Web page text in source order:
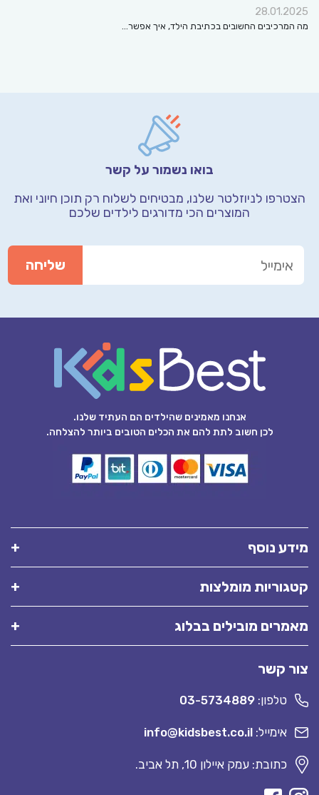
28.01.2025
מה המרכיבים החשובים בכתיבת הילד, איך אפשר…
בואו נשמור על קשר
הצטרפו לניוזלטר שלנו, מבטיחים לשלוח רק תוכן חיוני ואת
המוצרים הכי מדורגים לילדים שלכם
אנחנו מאמינים שהילדים הם העתיד שלנו.
לכן חשוב לתת להם את הכלים הטובים ביותר להצלחה.
מידע נוסף
קטגוריות מומלצות
מאמרים מובילים בבלוג
צור קשר
טלפון: 03-5734889
אימייל: info@kidsbest.co.il
כתובת: עמק איילון 10, תל אביב.